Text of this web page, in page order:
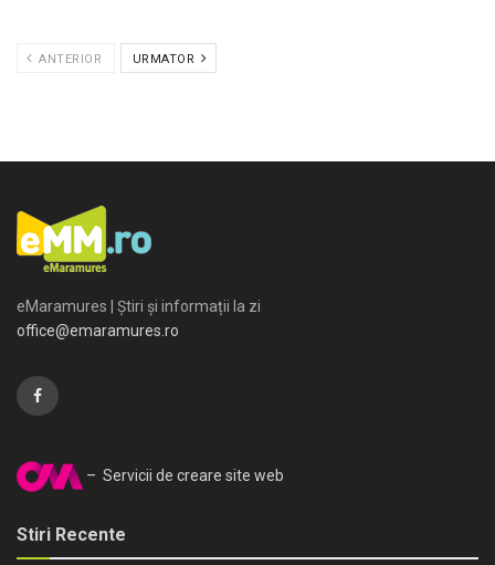
ANTERIOR URMATOR
eMaramures | Știri și informații la zi
office@emaramures.ro
– Servicii de creare site web
Stiri Recente